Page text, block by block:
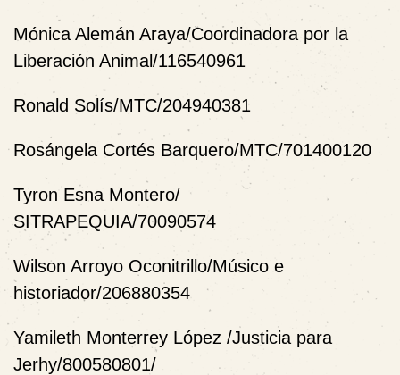
Mónica Alemán Araya/Coordinadora por la
Liberación Animal/116540961
Ronald Solís/MTC/204940381
Rosángela Cortés Barquero/MTC/701400120
Tyron Esna Montero/
SITRAPEQUIA/70090574
Wilson Arroyo Oconitrillo/Músico e
historiador/206880354
Yamileth Monterrey López /Justicia para
Jerhy/800580801/